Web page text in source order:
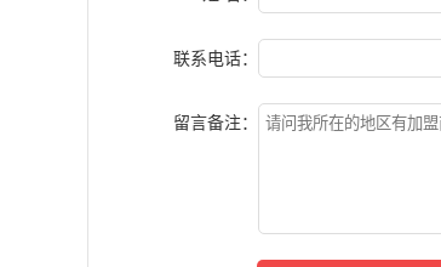
联系电话：
留言备注：